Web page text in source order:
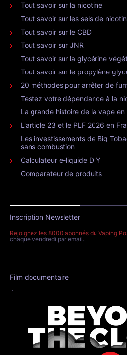
Tout savoir sur la nicotine
Tout savoir sur les sels de
Tout savoir sur le CBD
Tout savoir sur JNR
Tout savoir sur la glycérine
Tout savoir sur le propylène
20 méthodes pour arrêter de
Testez votre dépendance à la
La grande histoire de la vape en
L'article 23 et le PLF 2026 en
Les investissements de Big
sans combustion
Calculateur e-liquide DIY
Comparateur de produits
Inscription Newsletter
Rejoignez les 8000 abonnés du Vaping
chaque vendredi par email.
Film documentaire